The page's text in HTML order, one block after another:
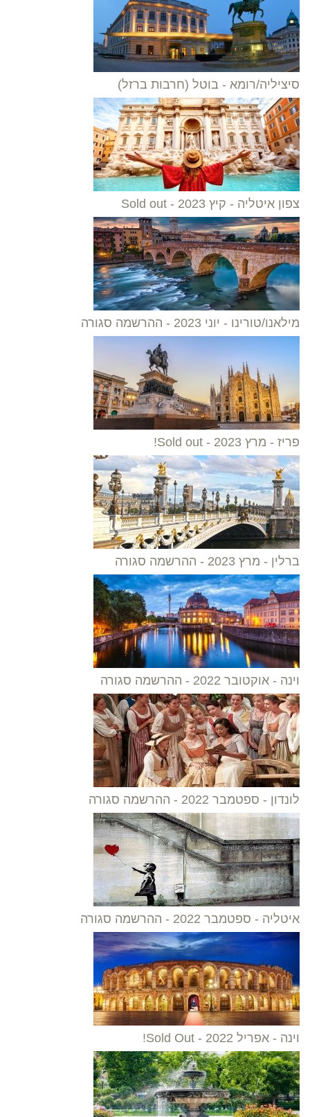
סיציליה/רומא - בוטל (חרבות ברזל)
צפון איטליה - קיץ 2023 - Sold out
מילאנו/טורינו - יוני 2023 - ההרשמה סגורה
פריז - מרץ 2023 - Sold out!
ברלין - מרץ 2023 - ההרשמה סגורה
וינה - אוקטובר 2022 - ההרשמה סגורה
לונדון - ספטמבר 2022 - ההרשמה סגורה
איטליה - ספטמבר 2022 - ההרשמה סגורה
וינה - אפריל 2022 - Sold Out!